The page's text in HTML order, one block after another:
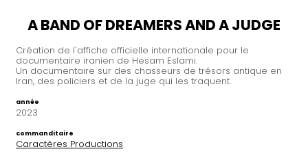
A BAND OF DREAMERS AND A JUDGE
Création de l'affiche officielle internationale pour le
documentaire iranien de Hesam Eslami.
Un documentaire sur des chasseurs de trésors antique en
Iran, des policiers et de la juge qui les traquent.
année
2023
commanditaire
Caractères Productions